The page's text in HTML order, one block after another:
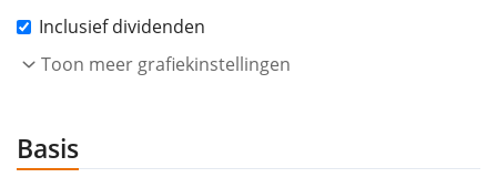
Inclusief dividenden
Toon meer grafiekinstellingen
Basis